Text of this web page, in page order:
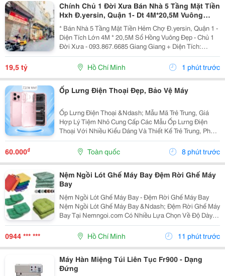
Chính Chủ 1 Đời Xưa Bán Nhà 5 Tầng Mặt Tiền
Hxh Đ.yersin, Quận 1- Dt 4M*20,5M Vuông
Đẹp- Giá Tốt Chỉ 19,5T- Nh Định Giá 19T- Khai
Thác Dòng
* Bán Nhà 5 Tầng Mặt Tiền Hẻm Chợ Đ.yersin, Quận 1 -
Diện Tích Lớn 4M * 20,5M Sổ Hồng Vuông Đẹp - Chủ 1
Đời Xưa - 093.867.6685 Giang Giang + Diện Tích:
80M2. + Kết Cấu: 5 Tầng Btct - 6Pn - 6 Wc. + Ngay Chợ
Bến Thành &Amp; Chợ Dân Sinh - Khu Vực...
19,5 tỷ Hồ Chí Minh 1 phút trước
Ốp Lưng Điện Thoại Đẹp, Bảo Vệ Máy
Ốp Lưng Điện Thoại &Ndash; Mẫu Mã Trẻ Trung, Giá
Hợp Lý Tiệm Nhỏ Cung Cấp Các Mẫu Ốp Lưng Điện
Thoại Với Nhiều Kiểu Dáng Và Thiết Kế Trẻ Trung, Phù
Hợp Với Học Sinh, Sinh Viên Và Người Dùng Yêu Thích
Phụ Kiện Điện Thoại. Ốp Được Thiết Kế Vừa Vặn...
60.000₫ Toàn quốc 8 phút trước
Nệm Ngồi Lót Ghế Máy Bay Đệm Rời Ghế Máy
Bay
Nệm Ngồi Lót Ghế Máy Bay - Đệm Rời Ghế Máy Bay
Nệm Ngồi Lót Ghế Máy Bay &Ndash; Đệm Rời Ghế Máy
Bay Tại Nemngoi.com Có Nhiều Lựa Chọn Về Độ Dày,
Ruột Nệm, Chất Liệu Vỏ Và Kích Thước Để Đáp Ứng
Nhu Cầu Người Mua. Sản Phẩm Đang Có Khuyến Mãi,
Ưu Đãi...
0944 *** *** Hồ Chí Minh 11 phút trước
Máy Hàn Miệng Túi Liên Tục Fr900 - Dạng
Đứng